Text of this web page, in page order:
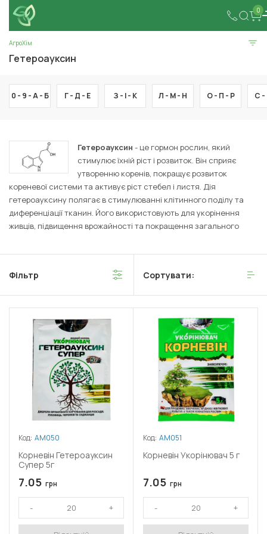
0
АгроХім
Гетероауксин
0 - 9 -А - Б Г - Д - Е З - І - К Л - М - Н О - П - Р С -
Гетероауксин - це гормон рослин, який
стимулює їхній ріст і розвиток. Він сприяє
утворенню коренів, покращує розвиток
кореневої системи та активує ріст стебел і листя. Дія
гетероауксину полягає в стимулюванні клітинного поділу та
диференціації тканин. Його використовують для укорінення
живців, підвищення врожайності та покращення загального
Фільтр Сортувати:
Код: АМ050
Корневін Гетероауксин
Супер 5г
7.05 грн
Код: АМ051
Корневін Укорінювач 5 г
7.05 грн